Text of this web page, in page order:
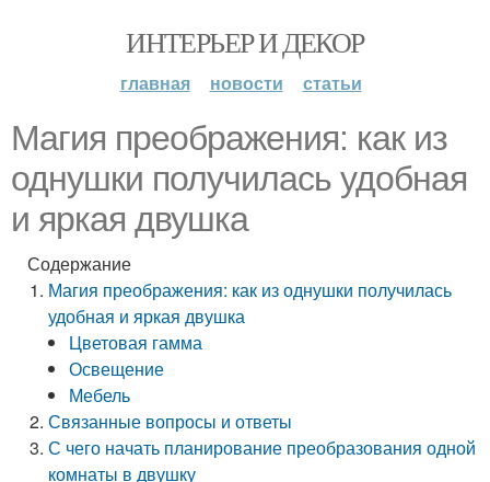
ИНТЕРЬЕР И ДЕКОР
главная новости статьи
Магия преображения: как из
однушки получилась удобная
и яркая двушка
Содержание
Магия преображения: как из однушки получилась
удобная и яркая двушка
Цветовая гамма
Освещение
Мебель
Связанные вопросы и ответы
С чего начать планирование преобразования одной
комнаты в двушку